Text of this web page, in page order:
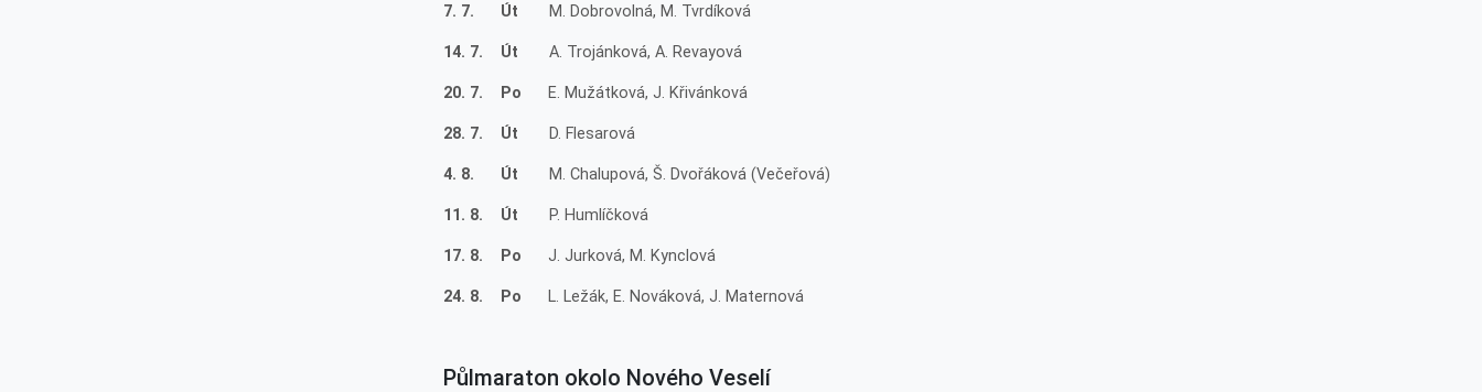
7. 7. Út M. Dobrovolná, M. Tvrdíková
14. 7. Út A. Trojánková, A. Revayová
20. 7. Po E. Mužátková, J. Křivánková
28. 7. Út D. Flesarová
4. 8. Út M. Chalupová, Š. Dvořáková (Večeřová)
11. 8. Út P. Humlíčková
17. 8. Po J. Jurková, M. Kynclová
24. 8. Po L. Ležák, E. Nováková, J. Maternová
Půlmaraton okolo Nového Veselí